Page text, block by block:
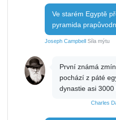
Ve starém Egyptě
pyramida
Joseph Campbell Síla mýtu
První známá
pochází z páté
dynastie asi 3000
Charles